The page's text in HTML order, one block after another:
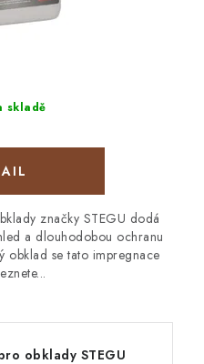
skladě
značky STEGU dodá
a dlouhodobou ochranu
obklad se tato impregnace
obklady STEGU